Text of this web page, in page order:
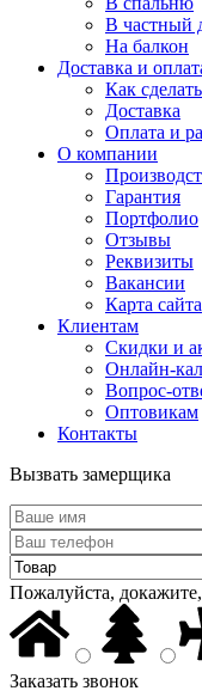
В частный
На балкон
Доставка и
Как
Доставка
Оплата и
О компании
Гарантия
Портфолио
Отзывы
Реквизиты
Вакансии
Карта сайта
Клиентам
Скидки и
Онлайн-
Вопрос-
Оптовикам
Контакты
Вызвать замерщика
Пожалуйста,
Заказать звонок